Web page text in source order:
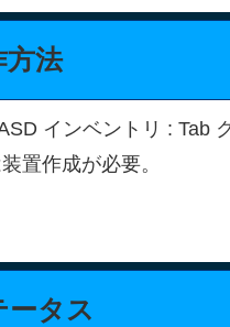
方法
インベントリ : Tab
置作成が必要。
ータス